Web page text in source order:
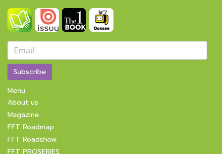
Subscribe
Menu
About us
Magazine
FFT Roadmap
FFT Roadshow